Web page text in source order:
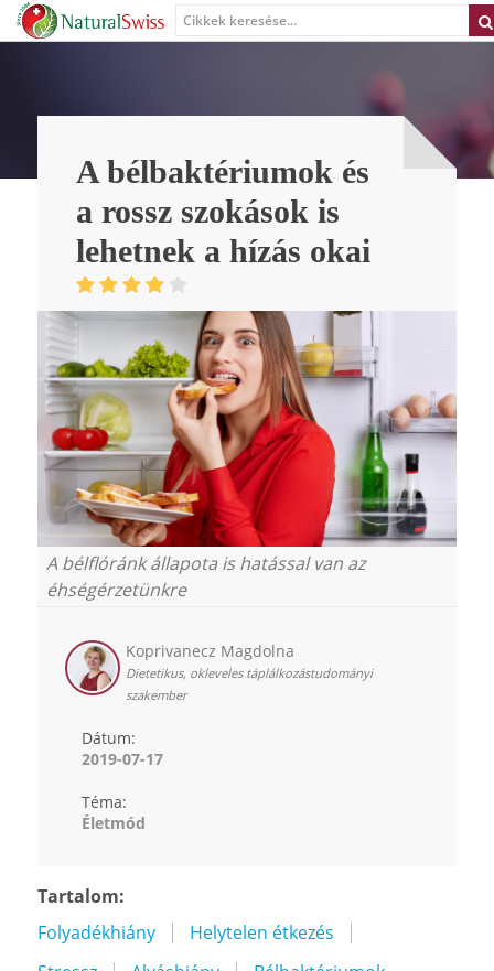
A bélbaktériumok és
a rossz szokások is
lehetnek a hízás okai
A bélflóránk állapota is hatással van az
éhségérzetünkre
Koprivanecz Magdolna
Dietetikus, okleveles táplálkozástudományi
szakember
Dátum:
2019-07-17
Téma:
Életmód
Tartalom:
Folyadékhiány
Helytelen étkezés